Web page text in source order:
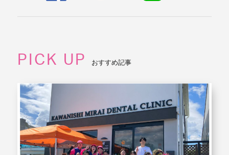
PICK UP おすすめ記事